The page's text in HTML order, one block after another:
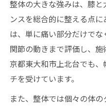
整体の大きな強みは、膝
ンスを総合的に整える点
は、単に痛い部分だけで
関節の動きまで評価し、
京都東大和市上北台でも
チを受けています。
また、整体では個々の体